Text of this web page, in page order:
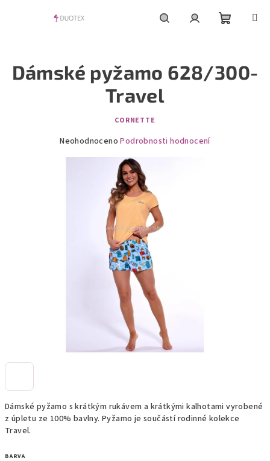
košík
Dámské pyžamo s krátkým rukávem a krátkými kalhotami vyrobené
z úpletu ze 100% bavlny. Pyžamo je součástí rodinné kolekce
Travel.
BARVA
Dámské pyžamo 628/300-
Travel
CORNETTE
Průměrné
Neohodnoceno Podrobnosti hodnocení